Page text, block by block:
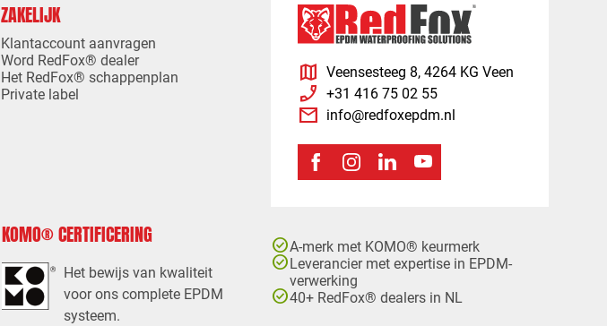
ZAKELIJK
Klantaccount aanvragen
Word RedFox® dealer
Het RedFox® schappenplan
Private label
KOMO® CERTIFICERING
Het bewijs van kwaliteit
voor ons complete EPDM
systeem.
map Veensesteeg 8, 4264 KG Veen
phone_enabled +31 416 75 02 55
mail info@redfoxepdm.nl
check_circleA-merk met KOMO® keurmerk
check_circleLeverancier met expertise in EPDM-
verwerking
check_circle40+ RedFox® dealers in NL